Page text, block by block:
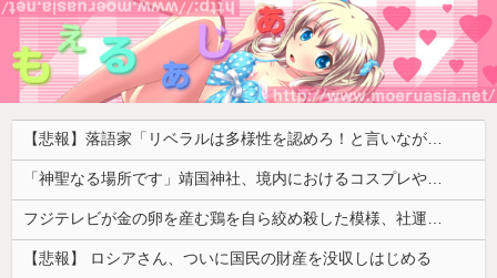
【悲報】落語家「リベラルは多様性を認めろ！と言いながら自分達と違う意見には執拗に攻撃してくる！」ｗｗｗｗｗｗｗｗｗｗｗｗｗｗ
「神聖なる場所です」靖国神社、境内におけるコスプレや軍装の禁止を発表
フジテレビが金の卵を産む鶏を自ら絞め殺した模様、社運を賭けたドル箱コンテンツが御蔵入りになってしまい……
【悲報】 ロシアさん、ついに国民の財産を没収しはじめる